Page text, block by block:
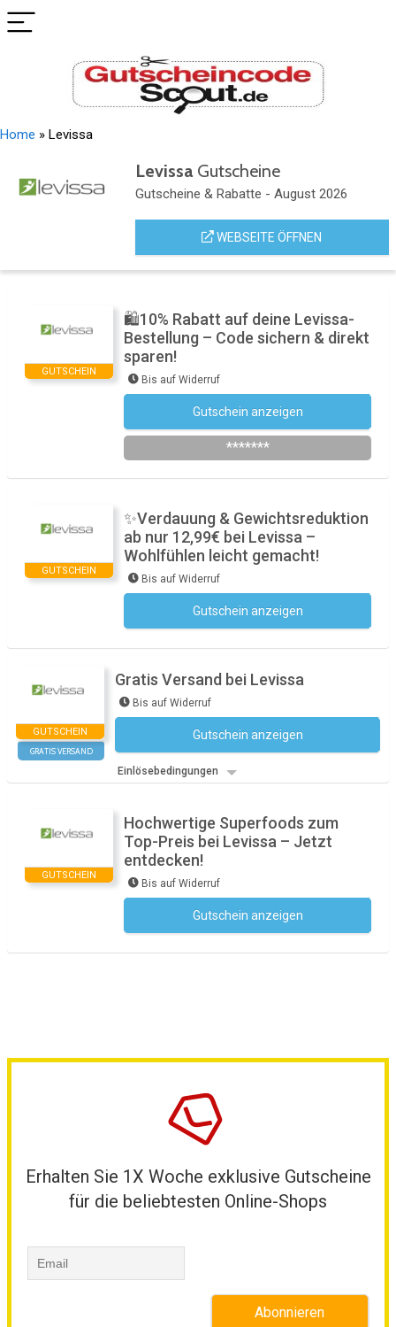
Home » Levissa
LevissaGutscheine
Gutscheine & Rabatte - August 2026
WEBSEITE ÖFFNEN
GUTSCHEIN
🛍️10% Rabatt auf deine Levissa-
Bestellung – Code sichern & direkt
sparen!
Bis auf Widerruf
Gutschein anzeigen
*******
GUTSCHEIN
✨Verdauung & Gewichtsreduktion
ab nur 12,99€ bei Levissa –
Wohlfühlen leicht gemacht!
Bis auf Widerruf
Gutschein anzeigen
GUTSCHEIN
GRATIS VERSAND
Gratis Versand bei Levissa
Bis auf Widerruf
Gutschein anzeigen
Einlösebedingungen
GUTSCHEIN
Hochwertige Superfoods zum
Top-Preis bei Levissa – Jetzt
entdecken!
Bis auf Widerruf
Gutschein anzeigen
Erhalten Sie 1X Woche exklusive Gutscheine
für die beliebtesten Online-Shops